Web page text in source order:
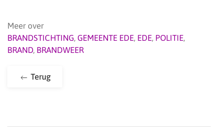
Meer over
BRANDSTICHTING, GEMEENTE EDE, EDE, POLITIE,
BRAND, BRANDWEER
Terug